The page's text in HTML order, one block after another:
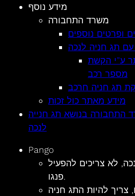
מידע נוסף
משרד התחבורה
ופרטים נוספים
עם תג חניה לנכה
ע”י הקשת
מספר רכב
תג חניה חרכב
מידע מאתר כול זכות
התחבורה בנושא תג חנייה
לנכה
Pango
לא צריכים להפעיל
פנגו.
להיות התג חניה